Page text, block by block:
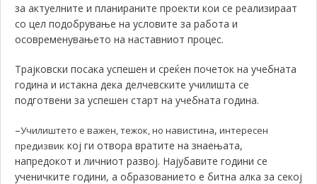
за актуелните и планираните проекти кои се реализираат
со цел подобрување на условите за работа и
осовременувањето на наставниот процес.
Трајковски посака успешен и среќен почеток на учебната
година и истакна дека делчевските училишта се
подготвени за успешен старт на учебната година.
–Училиштето е важен, тежок, но навистина, интересен
предизвик кој ги отвора вратите на знаењата,
напредокот и личниот развој. Најубавите години се
ученичките години, а образованието е битна алка за секој